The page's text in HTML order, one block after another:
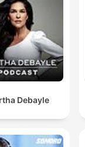
Debayle